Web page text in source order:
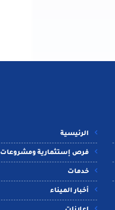
الرئيسية
فرص إستثمارية ومشروعات
خدمات
أخبار الميناء